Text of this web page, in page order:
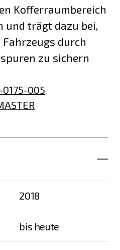
Kofferraumbereich
und trägt dazu bei,
durch
zu sichern
0175-005
2018
bis heute